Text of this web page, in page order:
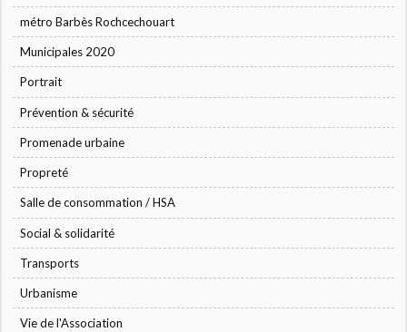
métro Barbès Rochcechouart
Municipales 2020
Portrait
Prévention & sécurité
Promenade urbaine
Propreté
Salle de consommation / HSA
Social & solidarité
Transports
Urbanisme
Vie de l'Association